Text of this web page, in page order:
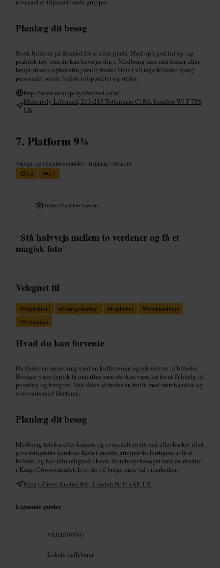
niveauet er tilpasset brede grupper.
Planlæg dit besøg
Book billetter på forhånd for at sikre plads. Mød op i god tid og tag
praktisk tøj, som du kan bevæge dig i. Medbring kun små tasker, eller
benyt stedets opbevaringsmuligheder. Hvis I vil tage billeder, spørg
personalet om de bedste tidspunkter og steder.
http://www.monopolylifesized.com/
Monopoly Lifesized, 213-215 Tottenham Ct Rd, London W1T 7PS,
UK
Platform 9¾
Vartegn og udendørsområder • Bygning / Struktur
3,8
3,7
Billede /Third Eye Traveller
“Stå halvvejs mellem to verdener og få et
magisk foto”
Velegnet til
#Magiskfoto #Harrypotterfans #Popkultur #Familieudflugt
#Fotominde
Hvad du kan forvente
Du finder en opsætning med en kuffertvogn og rekvisitter til billeder.
Besøget varer typisk få minutter, men der kan være kø for at få hjælp til
posering og fotografi. Ved siden af findes en butik med merchandise og
souvenirs med filmtema.
Planlæg dit besøg
Medbring telefon eller kamera og eventuelt en tør sjal eller kasket til at
give fotografiet karakter. Kom i mindre grupper for hurtigere at få et
billede, og hav tålmodighed i køen. Kombinér besøget med en rundtur
i Kings Cross-området, hvis du vil bruge mere tid i nærheden.
King’s Cross, Euston Rd., London N1C 4AP, UK
Lignende guider
VEJLEDNING
Lokale kaffebarer